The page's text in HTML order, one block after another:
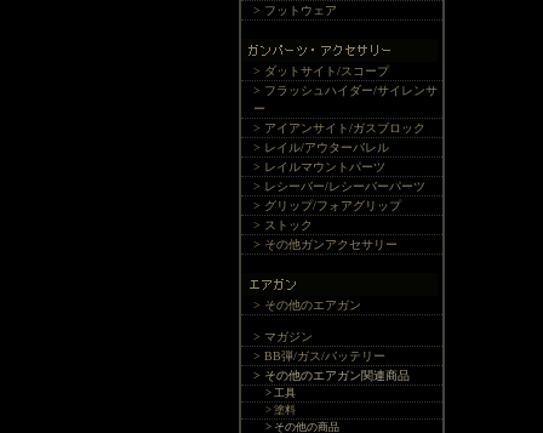
> フットウェア
> ダットサイト/スコープ
> フラッシュハイダー/サイレンサ
ー
> アイアンサイト/ガスブロック
> レイル/アウターバレル
> レイルマウントパーツ
> レシーバー/レシーバーパーツ
> グリップ/フォアグリップ
> ストック
> その他ガンアクセサリー
> その他のエアガン
> マガジン
> BB弾/ガス/バッテリー
> その他のエアガン関連商品
> 工具
> 塗料
> その他の商品